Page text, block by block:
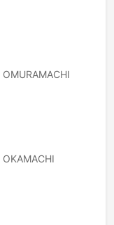
OMURAMACHI
OKAMACHI